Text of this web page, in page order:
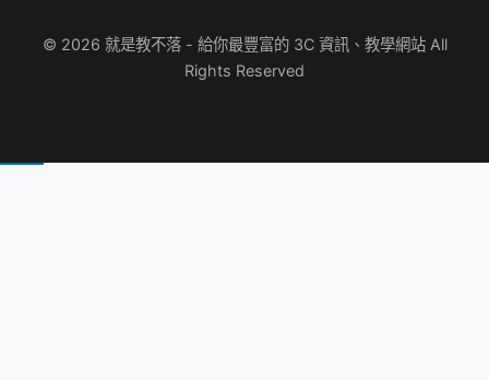
© 2026 就是教不落 - 給你最豐富的 3C 資訊、教學網站 All
Rights Reserved